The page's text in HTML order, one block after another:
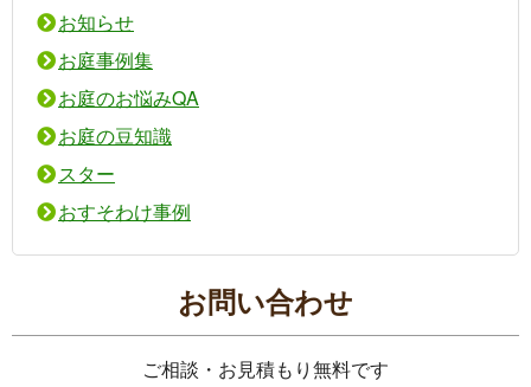
お知らせ
お庭事例集
お庭のお悩みQA
お庭の豆知識
スター
おすそわけ事例
お問い合わせ
ご相談・お見積もり無料です